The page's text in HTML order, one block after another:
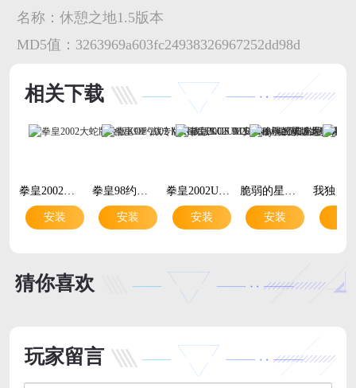
名称： 休憩之地1.5版本
MD5值： 3263969a603fc24938326967252dd98d
相关下载
拳皇2002大蛇版改版KOF 2002 MAGIC PLUS II 2026v1.74 经典格斗大蛇角色解锁版
安装
拳皇98约战专版对战版KOF 98 Fantasy v2.5v2.5 经典格斗对战专属版本
安装
拳皇2002UM安卓移植版新版适配ExaGear ED302v3.0.2 安卓经典格斗移植手游
安装
脆弱的星球龙珠手游v1.0.2 官方正版
安装
猜你喜欢
玩家留言